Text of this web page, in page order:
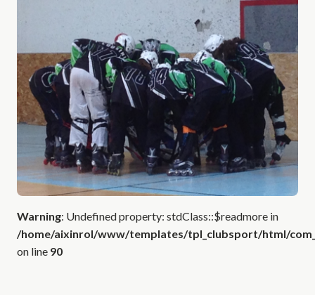
Warning: Undefined property: stdClass::$readmore in
/home/aixinrol/www/templates/tpl_clubsport/html/
on line 90